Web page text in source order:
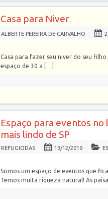
Casa para Niver
ALBERTE PEREIRA DE CARVALHO
Casa para fazer seu niver do seu
espaço de 30 a […]
Espaço para eventos no
mais lindo de SP
REFUGIODAS 13/12/2019
Somos um espaço de eventos que
Temos muita riqueza natural! As